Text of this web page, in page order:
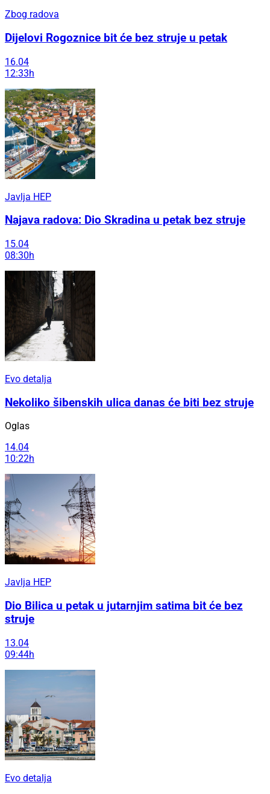
Zbog radova
Dijelovi Rogoznice bit će bez struje u petak
16.04
12:33h
Javlja HEP
Najava radova: Dio Skradina u petak bez struje
15.04
08:30h
Evo detalja
Nekoliko šibenskih ulica danas će biti bez struje
Oglas
14.04
10:22h
Javlja HEP
Dio Bilica u petak u jutarnjim satima bit će bez
struje
13.04
09:44h
Evo detalja